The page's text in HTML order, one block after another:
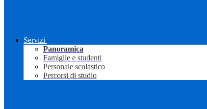
Servizi
Panoramica
Famiglie e studenti
Personale scolastico
Percorsi di studio